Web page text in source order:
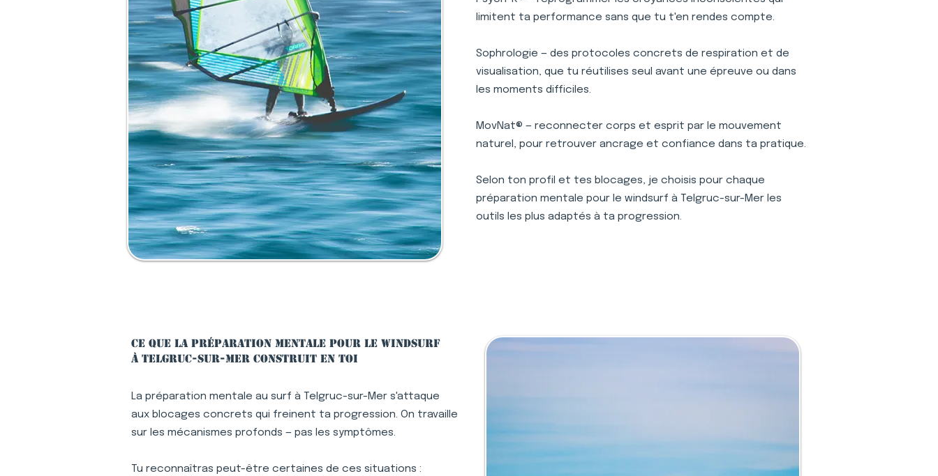
limitent ta performance sans que tu t'en rendes compte.
Sophrologie — des protocoles concrets de respiration et de
visualisation, que tu réutilises seul avant une épreuve ou dans
les moments difficiles.
MovNat® — reconnecter corps et esprit par le mouvement
naturel, pour retrouver ancrage et confiance dans ta pratique.
Selon ton profil et tes blocages, je choisis pour chaque
préparation mentale pour le windsurf à Telgruc-sur-Mer les
outils les plus adaptés à ta progression.
Ce que la préparation mentale pour le windsurf
à Telgruc-sur-Mer construit en toi
La préparation mentale au surf à Telgruc-sur-Mer s'attaque
aux blocages concrets qui freinent ta progression. On travaille
sur les mécanismes profonds — pas les symptômes.
Tu reconnaîtras peut-être certaines de ces situations :